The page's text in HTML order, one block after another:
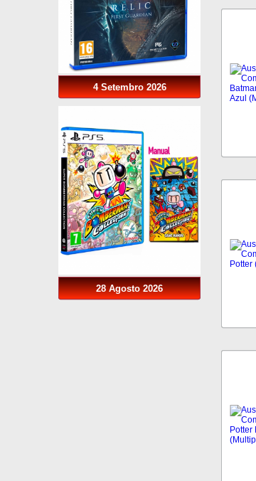
4 Setembro 2026
28 Agosto 2026